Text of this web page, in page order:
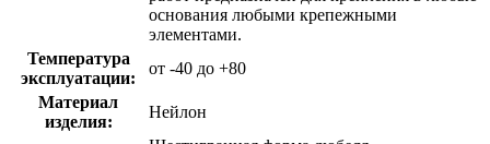
основания любыми крепежными
элементами.
Температура
эксплуатации:
от -40 до +80
Материал
изделия:
Нейлон